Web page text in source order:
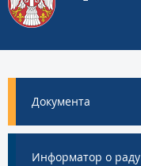
Документа
Информатор о раду